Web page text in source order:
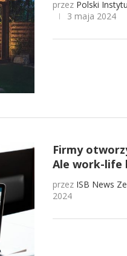
przez Polski
3 maja 2024
Firmy
Ale work-life
przez ISB News
2024